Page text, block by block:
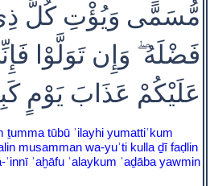
مُّسَمًّى وَيُؤْتِ كُلَّ
فَضْلَهُ ۖ وَإِن تَوَلَّوْا
عَلَيْكُمْ عَذَابَ يَوْمٍ
ṯumma tūbū ʾilayhi yumattiʿkum
musamman wa-yuʾti kulla ḏī faḍlin
ʾaḫāfu ʿalaykum ʿaḏāba yawmin